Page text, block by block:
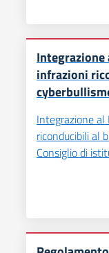
infrazioni
Integrazione al
riconducibili al
Consiglio di